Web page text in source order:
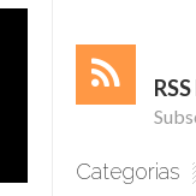
Categorias